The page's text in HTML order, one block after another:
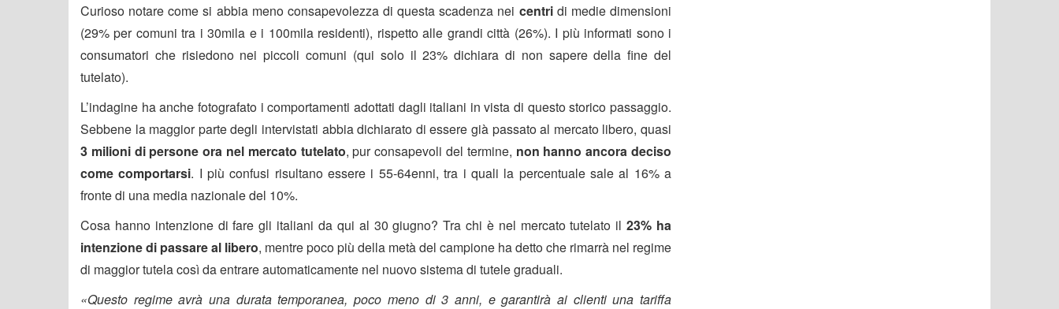
Curioso notare come si abbia meno consapevolezza di questa scadenza nei centri di medie dimensioni
(29% per comuni tra i 30mila e i 100mila residenti), rispetto alle grandi città (26%). I più informati sono i
consumatori che risiedono nei piccoli comuni (qui solo il 23% dichiara di non sapere della fine del
tutelato).
L’indagine ha anche fotografato i comportamenti adottati dagli italiani in vista di questo storico passaggio.
Sebbene la maggior parte degli intervistati abbia dichiarato di essere già passato al mercato libero, quasi
3 milioni di persone ora nel mercato tutelato, pur consapevoli del termine, non hanno ancora deciso
come comportarsi. I più confusi risultano essere i 55-64enni, tra i quali la percentuale sale al 16% a
fronte di una media nazionale del 10%.
Cosa hanno intenzione di fare gli italiani da qui al 30 giugno? Tra chi è nel mercato tutelato il23% ha
intenzione di passare al libero, mentre poco più della metà del campione ha detto che rimarrà nel regime
di maggior tutela così da entrare automaticamente nel nuovo sistema di tutele graduali.
«Questo regime avrà una durata temporanea, poco meno di 3 anni, e garantirà ai clienti una tariffa